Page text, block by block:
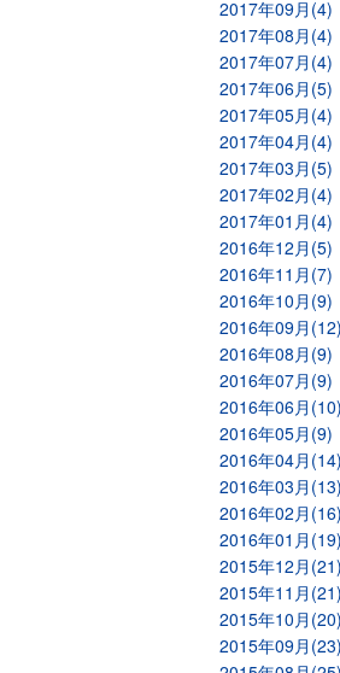
2017年09月(4)
2017年08月(4)
2017年07月(4)
2017年06月(5)
2017年05月(4)
2017年04月(4)
2017年03月(5)
2017年02月(4)
2017年01月(4)
2016年12月(5)
2016年11月(7)
2016年10月(9)
2016年09月(12)
2016年08月(9)
2016年07月(9)
2016年06月(10)
2016年05月(9)
2016年04月(14)
2016年03月(13)
2016年02月(16)
2016年01月(19)
2015年12月(21)
2015年11月(21)
2015年10月(20)
2015年09月(23)